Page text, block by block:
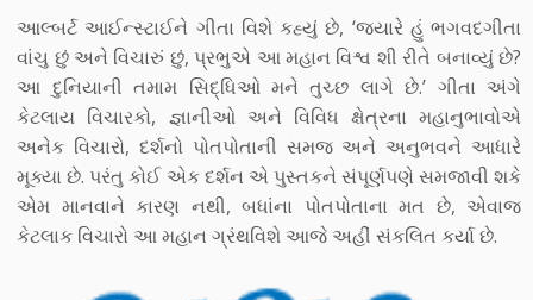
આલ્બર્ટ આઈન્સ્ટાઈને ગીતા વિશે કહ્યું છે, ‘જ્યારે હું ભગવદગીતા
વાંચુ છું અને વિચારું છું, પ્રભુએ આ મહાન વિશ્વ શી રીતે બનાવ્યું છે?
આ દુનિયાની તમામ સિદ્ધિઓ મને તુચ્છ લાગે છે.’ ગીતા અંગે
કેટલાય વિચારકો, જ્ઞાનીઓ અને વિવિધ ક્ષેત્રના મહાનુભાવોએ
અનેક વિચારો, દર્શનો પોતપોતાની સમજ અને અનુભવને આધારે
મૂક્યા છે. પરંતુ કોઈ એક દર્શન એ પુસ્તકને સંપૂર્ણપણે સમજાવી શકે
એમ માનવાને કારણ નથી, બધાંના પોતપોતાના મત છે, એવાજ
કેટલાક વિચારો આ મહાન ગ્રંથવિશે આજે અહીં સંકલિત કર્યા છે.